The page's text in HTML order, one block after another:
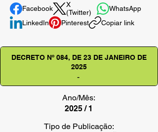
Facebook
X
(Twitter)
WhatsApp
LinkedIn
Pinterest Copiar link
DECRETO Nº 084, DE 23 DE JANEIRO DE
2025
-
Ano/Mês:
2025 / 1
Tipo de Publicação: